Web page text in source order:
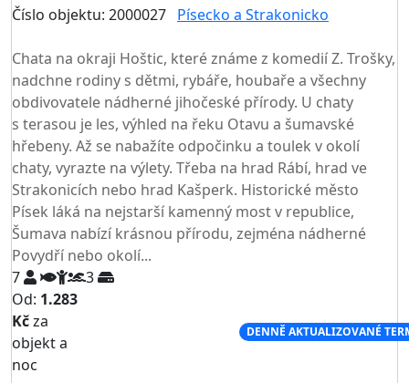
Číslo objektu: 2000027 Písecko a Strakonicko
Chata na okraji Hoštic, které známe z komedií Z. Trošky,
nadchne rodiny s dětmi, rybáře, houbaře a všechny
obdivovatele nádherné jihočeské přírody. U chaty
s terasou je les, výhled na řeku Otavu a šumavské
hřebeny. Až se nabažíte odpočinku a toulek v okolí
chaty, vyrazte na výlety. Třeba na hrad Rábí, hrad ve
Strakonicích nebo hrad Kašperk. Historické město
Písek láká na nejstarší kamenný most v republice,
Šumava nabízí krásnou přírodu, zejména nádherné
Povydří nebo okolí...
7
3
Od: 1.283
Kčza
objekt a
noc
DENNĚ AKTUALIZOVANÉ